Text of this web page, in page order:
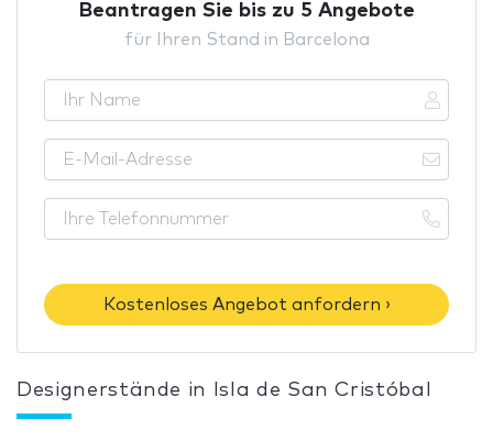
Beantragen Sie bis zu 5 Angebote
für Ihren Stand in Barcelona
Kostenloses Angebot anfordern ›
Designerstände in Isla de San Cristóbal